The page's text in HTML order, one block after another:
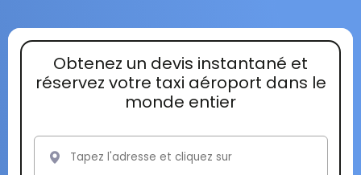
Obtenez un devis instantané et
réservez votre taxi aéroport dans le
monde entier